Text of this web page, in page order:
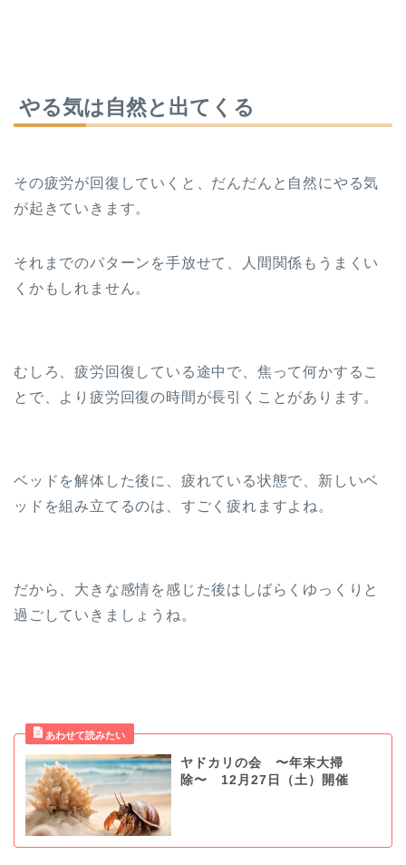
やる気は自然と出てくる
その疲労が回復していくと、だんだんと自然にやる気
が起きていきます。
それまでのパターンを手放せて、人間関係もうまくい
くかもしれません。
むしろ、疲労回復している途中で、焦って何かするこ
とで、より疲労回復の時間が長引くことがあります。
ベッドを解体した後に、疲れている状態で、新しいベ
ッドを組み立てるのは、すごく疲れますよね。
だから、大きな感情を感じた後はしばらくゆっくりと
過ごしていきましょうね。
ヤドカリの会 〜年末大掃
除〜 12月27日（土）開催